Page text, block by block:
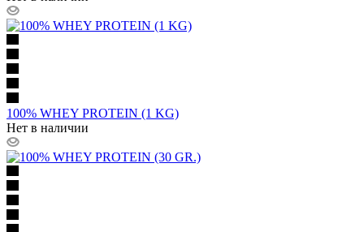
100% WHEY PROTEIN (1 KG)
Нет в наличии